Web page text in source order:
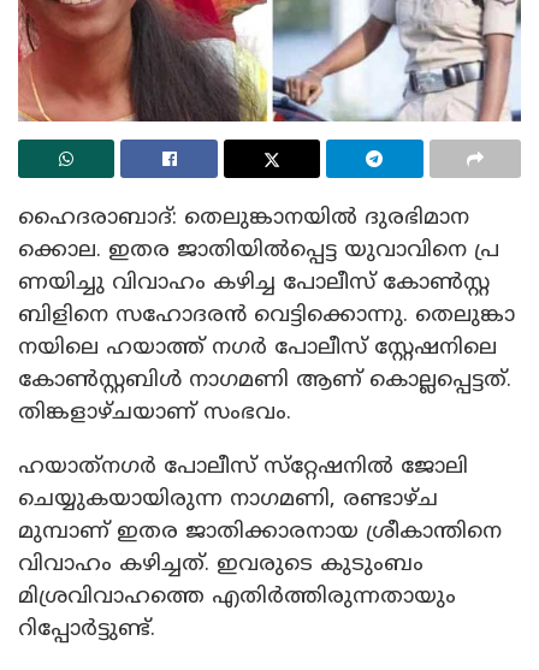
ഹൈ​ദ​രാ​ബാ​ദ്: തെ​ലു​ങ്കാ​ന​യി​ൽ ദു​ര​ഭി​മാ​ന​
ക്കൊ​ല. ഇ​ത​ര ജാ​തി​യി​ൽ​പ്പെ​ട്ട യു​വാ​വി​നെ പ്ര​
ണ​യി​ച്ചു വി​വാ​ഹം ക​ഴി​ച്ച​ പോ​ലീ​സ് കോ​ൺ​സ്റ്റ​
ബി​ളി​നെ സ​ഹോ​ദ​ര​ൻ വെ​ട്ടി​ക്കൊ​ന്നു. തെ​ലു​ങ്കാ​
ന​യി​ലെ ഹ​യാ​ത്ത് ന​ഗ​ർ പോ​ലീ​സ് സ്റ്റേ​ഷ​നി​ലെ
കോ​ൺ​സ്റ്റ​ബി​ൾ നാ​ഗ​മ​ണി ആ​ണ് കൊ​ല്ല​പ്പെ​ട്ട​ത്.
തിങ്കളാഴ്ചയാണ് സംഭവം.
ഹയാത്‌നഗർ പോലീസ് സ്‌റ്റേഷനിൽ ജോലി
ചെയ്യുകയായിരുന്ന നാഗമണി, രണ്ടാഴ്ച
മുമ്പാണ് ഇതര ജാതിക്കാരനായ ശ്രീകാന്തിനെ
വിവാഹം കഴിച്ചത്. ഇവരുടെ കുടുംബം
മിശ്രവിവാഹത്തെ എതിർത്തിരുന്നതായും
റിപ്പോർട്ടുണ്ട്.